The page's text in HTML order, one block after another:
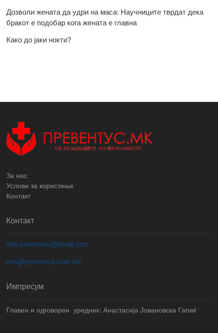
Дозволи жената да удри на маса: Научниците тврдат дека
бракот е подобар кога жената е главна
Како до јаки нокти?
За нас
Услови за користење
Контакт
Контакт
info.preventus@gmail.com
info@preventus.com.mk
Импресум
Главен и одговорен уредник: Анастасија Јовановска Гапиќ